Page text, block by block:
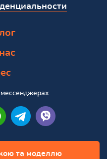
та моделлю